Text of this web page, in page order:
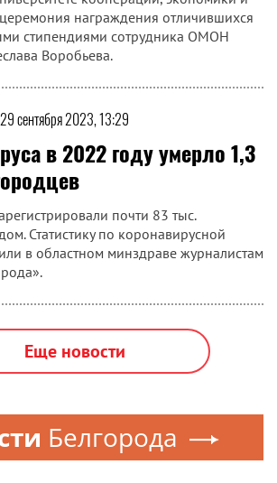
церемония награждения отличившихся
стипендиями сотрудника ОМОН
Воробьева.
29 сентября 2023, 13:29
в 2022 году умерло 1,3
почти 83 тыс.
Статистику по коронавирусной
в областном минздраве журналистам
Еще новости
Белгорода